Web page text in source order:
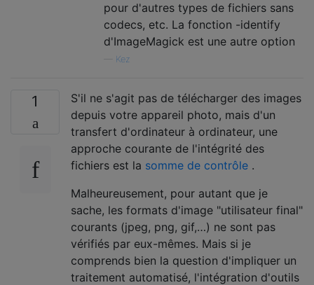
pour d'autres types de fichiers sans
codecs, etc. La fonction -identify
d'ImageMagick est une autre option
Kez
1
S'il ne s'agit pas de télécharger des images
depuis votre appareil photo, mais d'un
transfert d'ordinateur à ordinateur, une
approche courante de l'intégrité des
fichiers est la somme de contrôle .
Malheureusement, pour autant que je
sache, les formats d'image "utilisateur final"
courants (jpeg, png, gif,…) ne sont pas
vérifiés par eux-mêmes. Mais si je
comprends bien la question d'impliquer un
traitement automatisé, l'intégration d'outils